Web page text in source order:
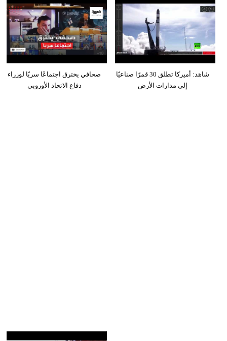
صحافي يخترق اجتماعًا سريًا لوزراء
دفاع الاتحاد الأوروبي
شاهد: أميركا تطلق 30 قمرًا صناعيًا
إلى مدارات الأرض